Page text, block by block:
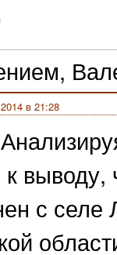
в 21:28
выводу,
с селе